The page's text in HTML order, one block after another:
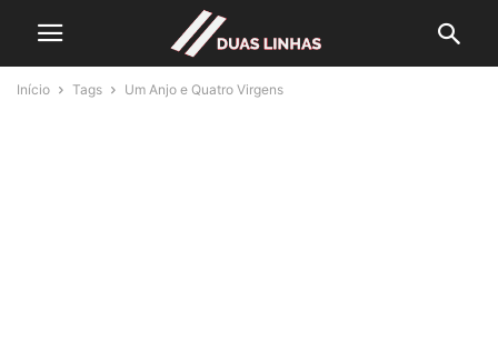
Início Tags Um Anjo e Quatro Virgens